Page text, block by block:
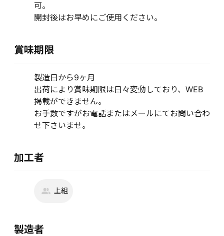
可。
開封後はお早めにご使用ください。
賞味期限
製造日から9ヶ月
出荷により賞味期限は日々変動しており、WEB
掲載ができません。
お手数ですがお電話またはメールにてお問い合わ
せ下さいませ。
加工者
上組
製造者